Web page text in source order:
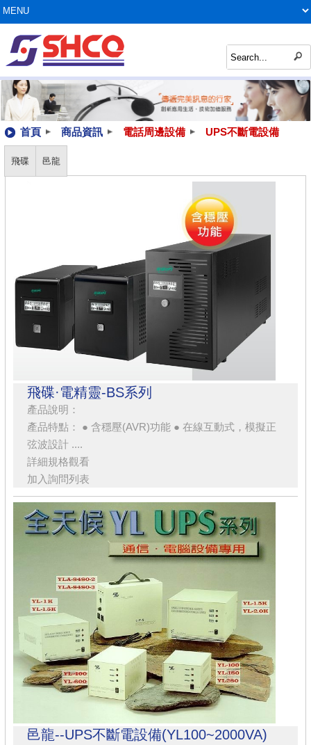
首頁 商品資訊 電話周邊設備 UPS不斷電設備
飛碟 邑龍
飛碟·電精靈-BS系列
產品說明：
產品特點： ● 含穩壓(AVR)功能 ● 在線互動式，模擬正
弦波設計 ....
詳細規格觀看
加入詢問列表
邑龍--UPS不斷電設備(YL100~2000VA)